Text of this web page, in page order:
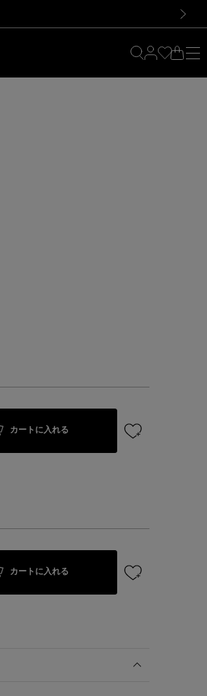
カートに入れる
カートに入れる